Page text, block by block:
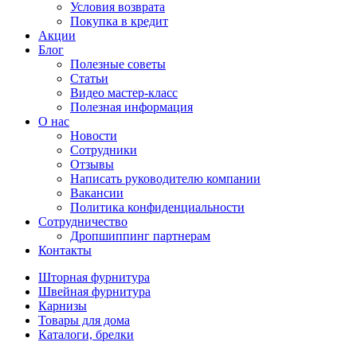
Условия возврата
Покупка в кредит
Акции
Блог
Полезные советы
Статьи
Видео мастер-класс
Полезная информация
О нас
Новости
Сотрудники
Отзывы
Написать руководителю компании
Вакансии
Политика конфиденциальности
Сотрудничество
Дропшиппинг партнерам
Контакты
Шторная фурнитура
Швейная фурнитура
Карнизы
Товары для дома
Каталоги, брелки